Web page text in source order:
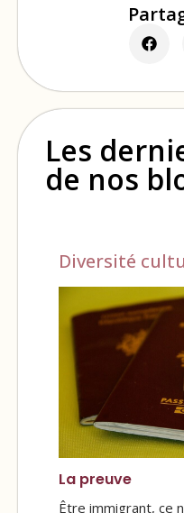
Les
de nos
Diversité
La preuve
Être immigrant, ce